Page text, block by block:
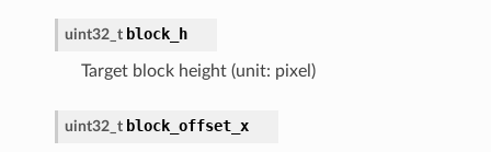
uint32_t block_h
Target block height (unit: pixel)
uint32_t block_offset_x